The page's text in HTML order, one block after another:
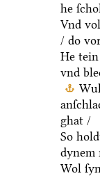
he
Vnd
/ do
He tein
vnd
ghat /
So
dynem
Wol